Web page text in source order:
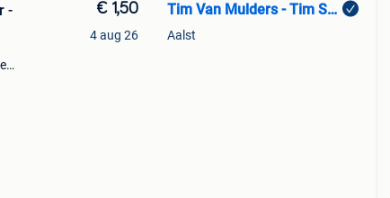
-
€ 1,50
4 aug 26
Tim Van Mulders - Tim Shop
Aalst